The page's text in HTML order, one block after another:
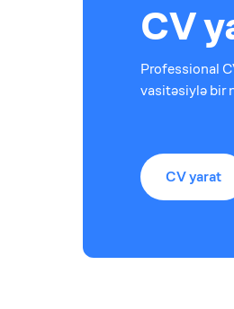
CV
Professional
vasitəsiylə bir
CV yarat